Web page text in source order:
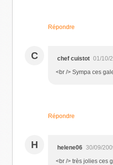
Répondre
C chef cuistot 01/10/
<br /> Sympa ces
Répondre
H helene06 30/09/
<br /> très jolies ces